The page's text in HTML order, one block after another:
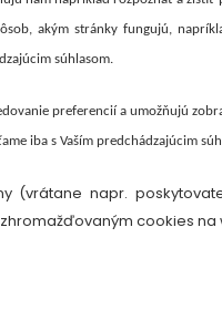
akým stránky fungujú,
súhlasom.
preferencií a umožňujú
iba s Vaším predchádzajúcim
(vrátane napr.
cookies na